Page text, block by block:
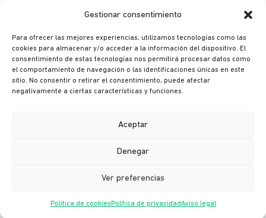
Gestionar consentimiento
Para ofrecer las mejores experiencias, utilizamos tecnologías como las
cookies para almacenar y/o acceder a la información del dispositivo. El
consentimiento de estas tecnologías nos permitirá procesar datos como
el comportamiento de navegación o las identificaciones únicas en este
sitio. No consentir o retirar el consentimiento, puede afectar
negativamente a ciertas características y funciones.
Aceptar
Denegar
Ver preferencias
Política de cookies Política de privacidadAviso legal
Política de Privacidad
México
Colombia
México
Canal ético